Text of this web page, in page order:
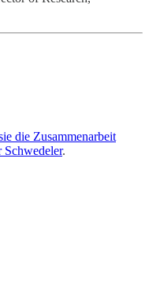
die Zusammenarbeit
Schwedeler.